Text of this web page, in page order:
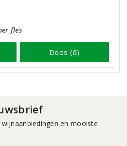
fles
Doos (6)
en mooiste